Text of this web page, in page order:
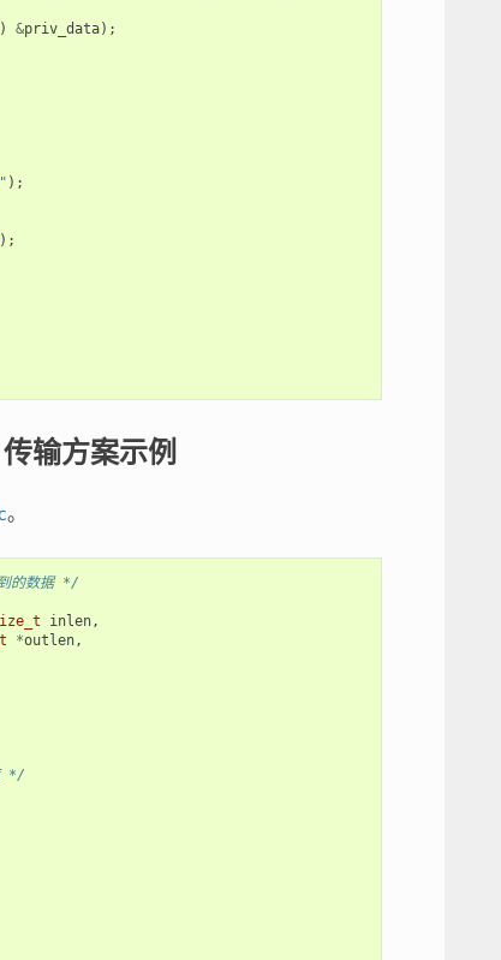
) &priv_data);
);
);
输方案示例
。
的数据 */
inlen,
*outlen,
*/